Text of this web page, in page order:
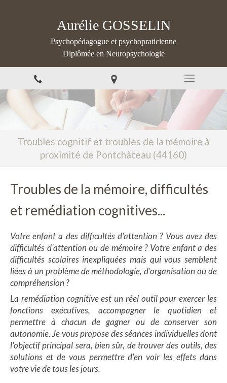
Aurélie GOSSELIN
Psychopédagogue et psychopraticienne
Diplômée en Neuropsychologie
Troubles cognitif et troubles de la mémoire à
proximité de Pontchâteau (44160)
Troubles de la mémoire, difficultés
et remédiation cognitives...
Votre enfant a des difficultés d'attention ? Vous avez des
difficultés d'attention ou de mémoire ? Votre enfant a des
difficultés scolaires inexpliquées mais qui vous semblent
liées à un problème de méthodologie, d'organisation ou de
compréhension ?
La remédiation cognitive est un réel outil pour exercer les
fonctions exécutives, accompagner le quotidien et
permettre à chacun de gagner ou de conserver son
autonomie. Je vous propose des séances individuelles dont
l'objectif principal sera, bien sûr, de trouver des outils, des
solutions et de vous permettre d'en voir les effets dans
votre vie de tous les jours.